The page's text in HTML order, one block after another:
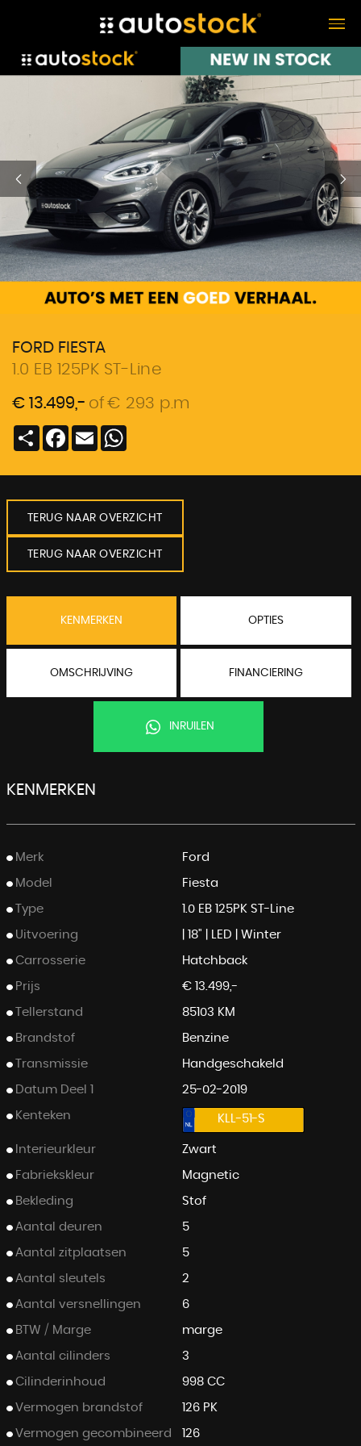
FORD FIESTA
1.0 EB 125PK ST-Line
€ 13.499,- of € 293 p.m
Deel Facebook
Email
TERUG NAAR OVERZICHT
TERUG NAAR OVERZICHT
KENMERKEN OPTIES
OMSCHRIJVING FINANCIERING
INRUILEN
KENMERKEN
Merk Ford
Model Fiesta
Type 1.0 EB 125PK ST-Line
Uitvoering | 18" | LED | Winter
Carrosserie Hatchback
Prijs € 13.499,-
Tellerstand 85103 KM
Brandstof Benzine
Transmissie Handgeschakeld
Datum Deel 1 25-02-2019
Kenteken KLL-51-S
Interieurkleur Zwart
Fabriekskleur Magnetic
Bekleding Stof
Aantal deuren 5
Aantal zitplaatsen 5
Aantal sleutels 2
Aantal versnellingen 6
BTW / Marge marge
Aantal cilinders 3
Cilinderinhoud 998 CC
Vermogen brandstof 126 PK
Vermogen gecombineerd 126